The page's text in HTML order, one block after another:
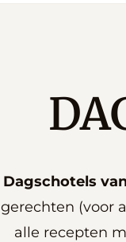
Dagschotels
gerechten (voor
alle recepten